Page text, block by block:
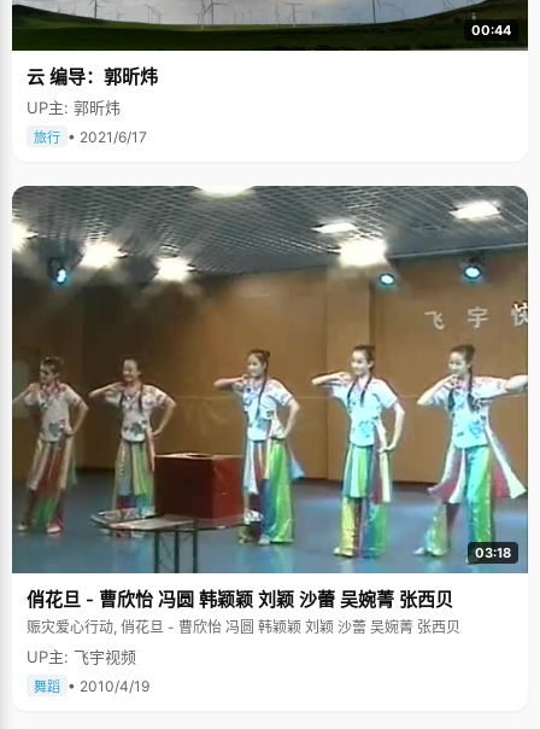
00:44
云 编导：郭昕炜
UP主: 郭昕炜
旅行 • 2021/6/17
03:18
俏花旦 - 曹欣怡 冯圆 韩颖颖 刘颖 沙蕾 吴婉菁 张西贝
赈灾爱心行动, 俏花旦 - 曹欣怡 冯圆 韩颖颖 刘颖 沙蕾 吴婉菁 张西贝
UP主: 飞宇视频
舞蹈 • 2010/4/19